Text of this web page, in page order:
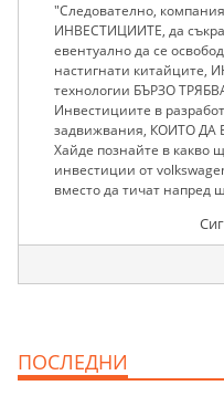
"Следователно,
ИНВЕСТИЦИИТЕ, да
евентуално да се
настигнати китайците,
технологии БЪРЗО
Инвестициите в
задвижвания, КОИТО
Хайде познайте в какво
инвестиции от
вместо да тичат напред
ПОСЛЕДНИ